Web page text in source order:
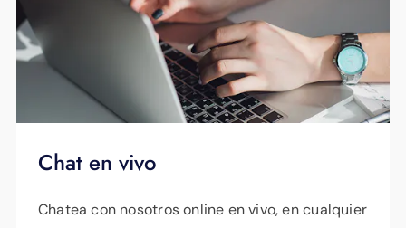
Chat en vivo
Chatea con nosotros online en vivo, en cualquier